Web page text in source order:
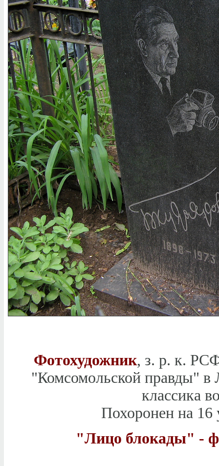
Фотохудожник, з. р. к.
"Комсомольской правды" в
классика
Похоронен на 16
"Лицо блокады" -